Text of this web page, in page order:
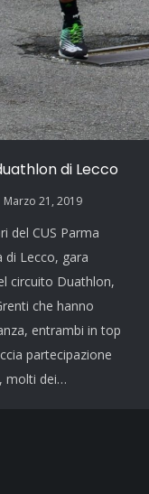
di Lecco
Marzo 21, 2019
del CUS Parma
di Lecco, gara
circuito Duathlon,
che hanno
entrambi in top
partecipazione
molti dei…